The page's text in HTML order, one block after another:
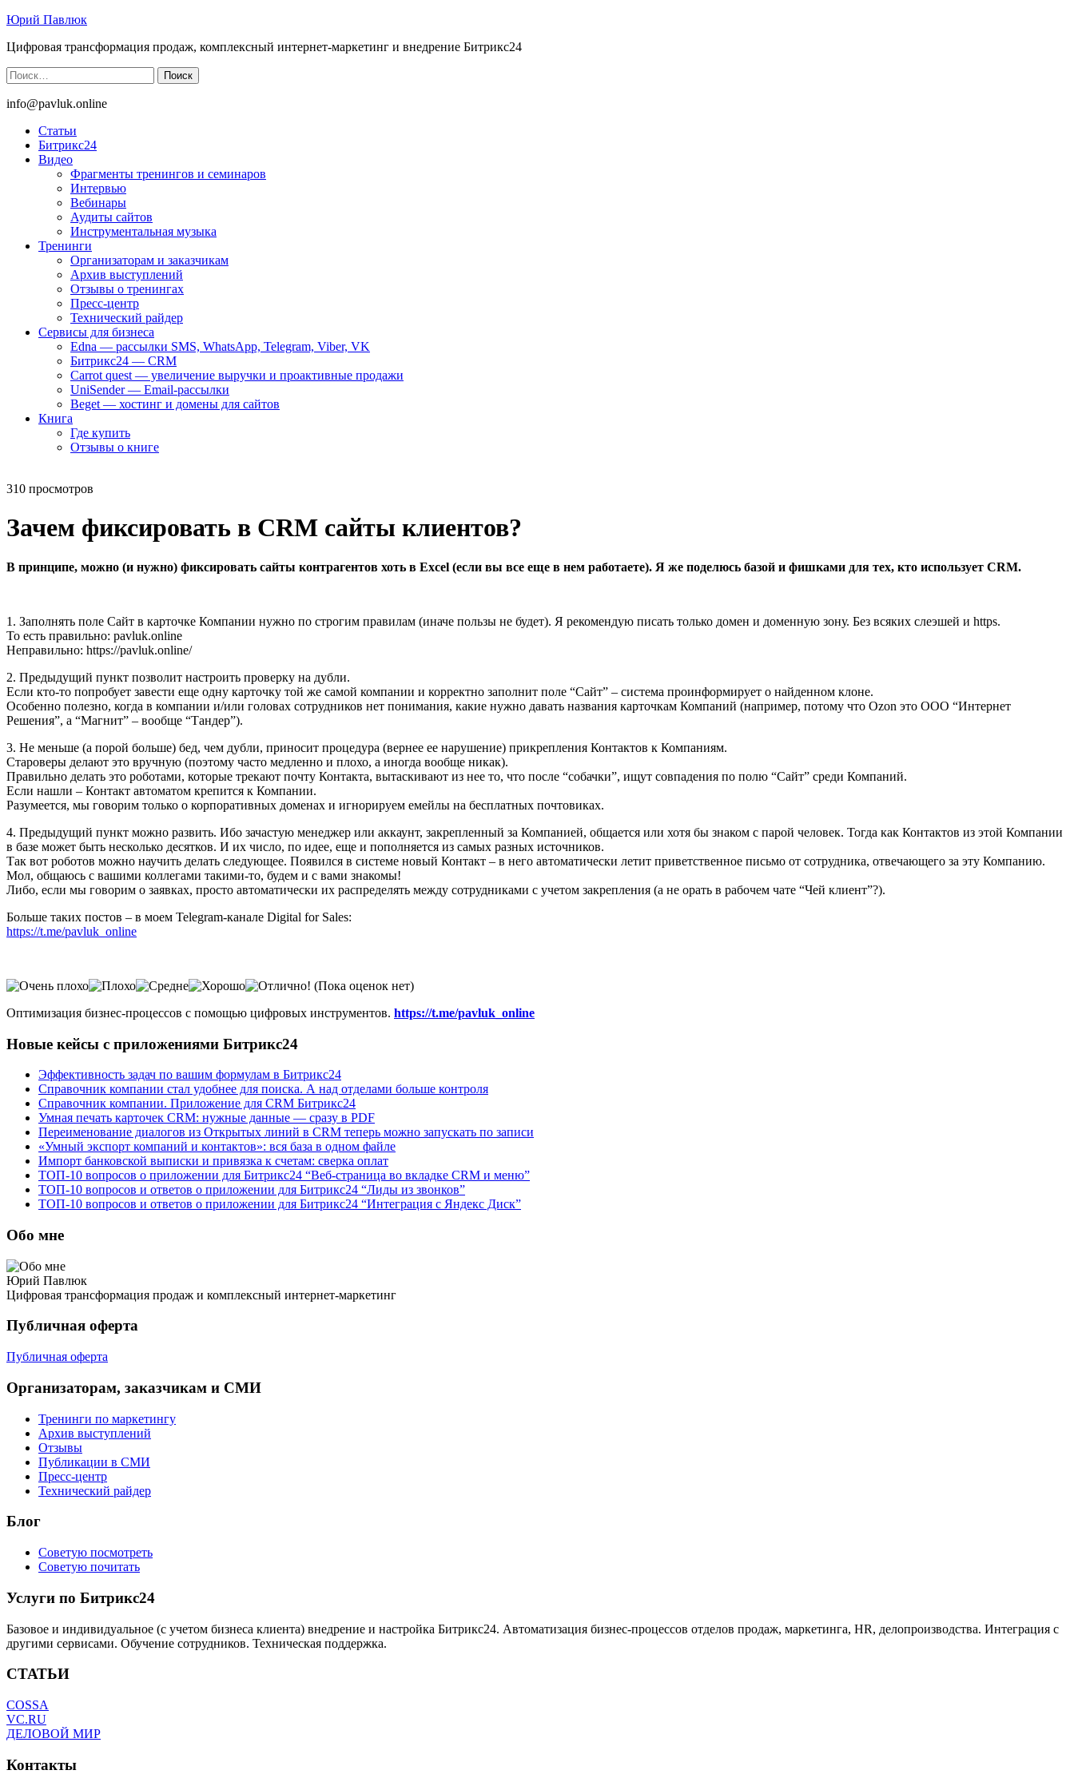
Юрий Павлюк
Цифровая трансформация продаж, комплексный интернет-маркетинг и внедрение Битрикс24
Найти:
info@pavluk.online
Статьи
Битрикс24
Видео
Фрагменты тренингов и семинаров
Интервью
Вебинары
Аудиты сайтов
Инструментальная музыка
Тренинги
Организаторам и заказчикам
Архив выступлений
Отзывы о тренингах
Пресс-центр
Технический райдер
Сервисы для бизнеса
Edna — рассылки SMS, WhatsApp, Telegram, Viber, VK
Битрикс24 — CRM
Carrot quest — увеличение выручки и проактивные продажи
UniSender — Email-рассылки
Beget — хостинг и домены для сайтов
Книга
Где купить
Отзывы о книге
310 просмотров
Зачем фиксировать в CRM сайты клиентов?
В принципе, можно (и нужно) фиксировать сайты контрагентов хоть в Excel (если вы все еще в нем работаете). Я же поделюсь базой и фишками для тех, кто использует CRM.
1. Заполнять поле Сайт в карточке Компании нужно по строгим правилам (иначе пользы не будет). Я рекомендую писать только домен и доменную зону. Без всяких слеэшей и https.
То есть правильно: pavluk.online
Неправильно: https://pavluk.online/
2. Предыдущий пункт позволит настроить проверку на дубли.
Если кто-то попробует завести еще одну карточку той же самой компании и корректно заполнит поле “Сайт” – система проинформирует о найденном клоне.
Особенно полезно, когда в компании и/или головах сотрудников нет понимания, какие нужно давать названия карточкам Компаний (например, потому что Ozon это ООО “Интернет
Решения”, а “Магнит” – вообще “Тандер”).
3. Не меньше (а порой больше) бед, чем дубли, приносит процедура (вернее ее нарушение) прикрепления Контактов к Компаниям.
Староверы делают это вручную (поэтому часто медленно и плохо, а иногда вообще никак).
Правильно делать это роботами, которые трекают почту Контакта, вытаскивают из нее то, что после “собачки”, ищут совпадения по полю “Сайт” среди Компаний.
Если нашли – Контакт автоматом крепится к Компании.
Разумеется, мы говорим только о корпоративных доменах и игнорируем емейлы на бесплатных почтовиках.
4. Предыдущий пункт можно развить. Ибо зачастую менеджер или аккаунт, закрепленный за Компанией, общается или хотя бы знаком с парой человек. Тогда как Контактов из этой Компании
в базе может быть несколько десятков. И их число, по идее, еще и пополняется из самых разных источников.
Так вот роботов можно научить делать следующее. Появился в системе новый Контакт – в него автоматически летит приветственное письмо от сотрудника, отвечающего за эту Компанию.
Мол, общаюсь с вашими коллегами такими-то, будем и с вами знакомы!
Либо, если мы говорим о заявках, просто автоматически их распределять между сотрудниками с учетом закрепления (а не орать в рабочем чате “Чей клиент”?).
Больше таких постов – в моем Telegram-канале Digital for Sales:
https://t.me/pavluk_online
(Пока оценок нет)
Оптимизация бизнес-процессов с помощью цифровых инструментов. https://t.me/pavluk_online
Новые кейсы с приложениями Битрикс24
Эффективность задач по вашим формулам в Битрикс24
Справочник компании стал удобнее для поиска. А над отделами больше контроля
Справочник компании. Приложение для CRM Битрикс24
Умная печать карточек CRM: нужные данные — сразу в PDF
Переименование диалогов из Открытых линий в CRM теперь можно запускать по записи
«Умный экспорт компаний и контактов»: вся база в одном файле
Импорт банковской выписки и привязка к счетам: сверка оплат
ТОП-10 вопросов о приложении для Битрикс24 “Веб-страница во вкладке CRM и меню”
ТОП-10 вопросов и ответов о приложении для Битрикс24 “Лиды из звонков”
ТОП-10 вопросов и ответов о приложении для Битрикс24 “Интеграция с Яндекс Диск”
Обо мне
Юрий Павлюк
Цифровая трансформация продаж и комплексный интернет-маркетинг
Публичная оферта
Публичная оферта
Организаторам, заказчикам и СМИ
Тренинги по маркетингу
Архив выступлений
Отзывы
Публикации в СМИ
Пресс-центр
Технический райдер
Блог
Советую посмотреть
Советую почитать
Услуги по Битрикс24
Базовое и индивидуальное (с учетом бизнеса клиента) внедрение и настройка Битрикс24. Автоматизация бизнес-процессов отделов продаж, маркетинга, HR, делопроизводства. Интеграция с
другими сервисами. Обучение сотрудников. Техническая поддержка.
СТАТЬИ
COSSA
VC.RU
ДЕЛОВОЙ МИР
Контакты